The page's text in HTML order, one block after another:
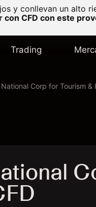
y conllevan un alto
CFD con este
Trading
National Corp for Tourism &